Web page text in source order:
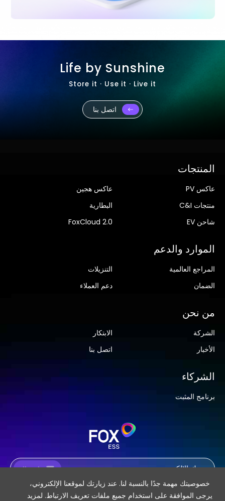
خصوصيتك مهمة جدًا بالنسبة لنا. عند زيارتك لموقعنا الإلكتروني،
يرجى الموافقة على استخدام جميع ملفات تعريف الارتباط. لمزيد
Life by Sunshine
Store it · Use it · Live it
اتصل بنا
اشتراك
المنتجات
عاكس PV
عاكس هجين
منتجات C&I
البطارية
شاحن EV
FoxCloud 2.0
الموارد والدعم
المراجع العالمية
التنزيلات
الضمان
دعم العملاء
من نحن
الشركة
الابتكار
الأخبار
اتصل بنا
الشركاء
برنامج المثبت